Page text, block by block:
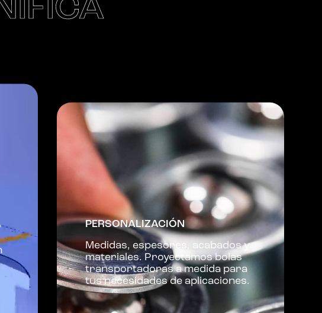
PERSONALIZACIÓN
Medidas, espesores, acabados y
materiales. Proyectamos bolas
transportadoras a medida para
tus necesidades de aplicaciones.